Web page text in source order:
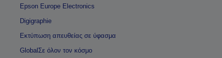
Epson Europe Electronics
Digigraphie
Εκτύπωση απευθείας σε ύφασμα
GlobalΣε όλον τον κόσμο